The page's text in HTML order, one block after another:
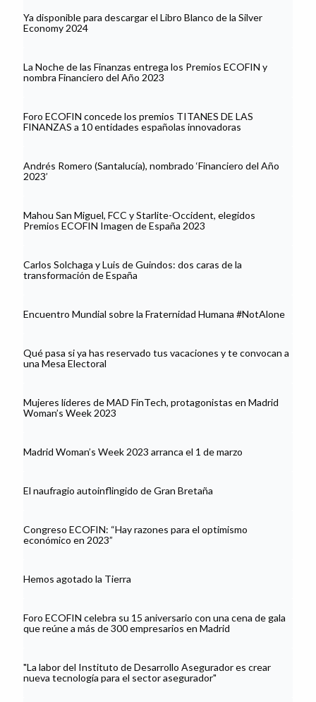
Ya disponible para descargar el Libro Blanco de la Silver
Economy 2024
La Noche de las Finanzas entrega los Premios ECOFIN y
nombra Financiero del Año 2023
Foro ECOFIN concede los premios TITANES DE LAS
FINANZAS a 10 entidades españolas innovadoras
Andrés Romero (Santalucía), nombrado ‘Financiero del Año
2023’
Mahou San Miguel, FCC y Starlite-Occident, elegidos
Premios ECOFIN Imagen de España 2023
Carlos Solchaga y Luis de Guindos: dos caras de la
transformación de España
Encuentro Mundial sobre la Fraternidad Humana #NotAlone
Qué pasa si ya has reservado tus vacaciones y te convocan a
una Mesa Electoral
Mujeres líderes de MAD FinTech, protagonistas en Madrid
Woman’s Week 2023
Madrid Woman’s Week 2023 arranca el 1 de marzo
El naufragio autoinflingido de Gran Bretaña
Congreso ECOFIN: “Hay razones para el optimismo
económico en 2023”
Hemos agotado la Tierra
Foro ECOFIN celebra su 15 aniversario con una cena de gala
que reúne a más de 300 empresarios en Madrid
"La labor del Instituto de Desarrollo Asegurador es crear
nueva tecnología para el sector asegurador"